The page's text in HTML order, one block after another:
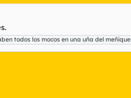
todos los mocos en una uña del meñique